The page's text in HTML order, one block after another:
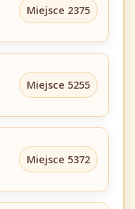
Miejsce 2375
Miejsce 5255
Miejsce 5372